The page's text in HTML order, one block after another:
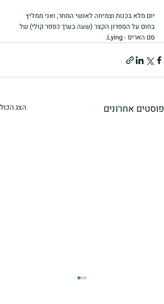
יום מלא בכנות וצמיחה לאנשי המחר, ואני ממליץ
בחום על הספרון הקצר (שעה בערך כספר קולי) של
סם האריס - Lying.
פוסטים אחרונים הצג הכול